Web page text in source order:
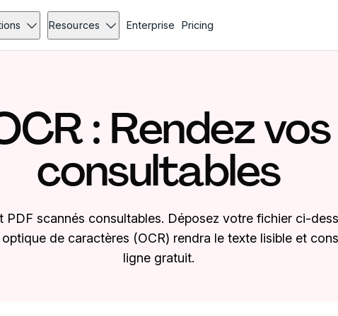
Resources Enterprise Pricing
: Rendez
consultables
PDF scannés consultables. Déposez votre fichier ci-
de caractères (OCR) rendra le texte lisible et
ligne gratuit.